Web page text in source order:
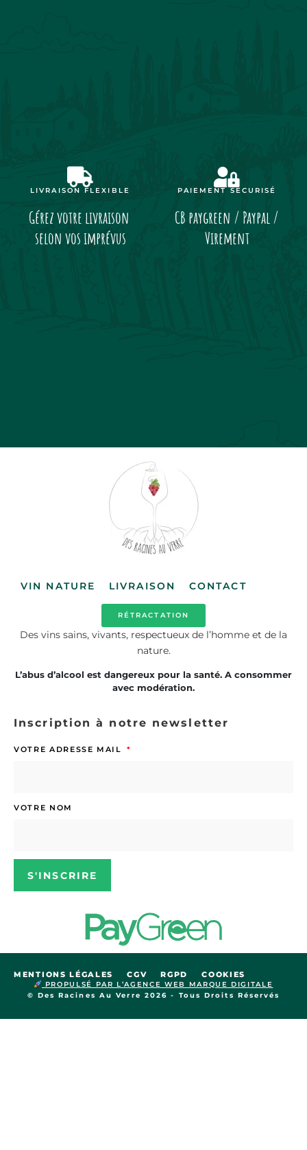
LIVRAISON FLEXIBLE
Gérez votre livraison
selon vos imprévus
PAIEMENT SÉCURISÉ
CB paygreen / Paypal /
Virement
VIN NATURE LIVRAISON CONTACT
RÉTRACTATION
Des vins sains, vivants, respectueux de l’homme et de la
nature.
L’abus d’alcool est dangereux pour la santé. A consommer
avec modération.
Inscription à notre newsletter
VOTRE ADRESSE MAIL
VOTRE NOM
S'INSCRIRE
© Des Racines Au Verre 2026 - Tous Droits Réservés
PROPULSÉ PAR L’AGENCE WEB MARQUE DIGITALE
MENTIONS LÉGALES CGV RGPD COOKIES